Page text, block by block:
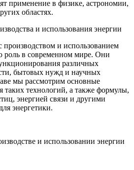
применение в физике, астрономии,
областях.
и использования энергии
производством и использованием
роль в современном мире. Они
различных
бытовых нужд и научных
мы рассмотрим основные
технологий, а также формулы,
энергией связи и другими
энергетики.
и использовании энергии